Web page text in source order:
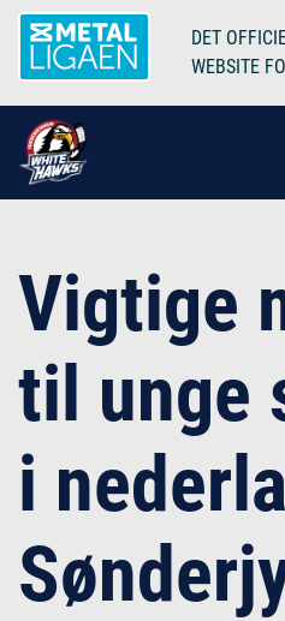
DET
WEBSITE
Vigtige
til unge
i